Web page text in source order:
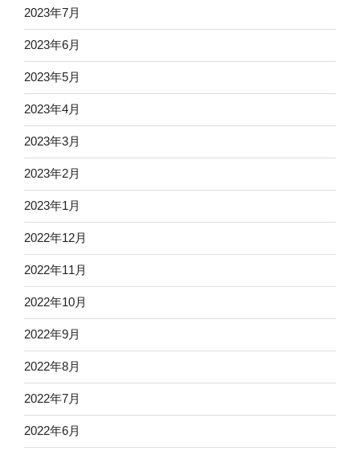
2023年7月
2023年6月
2023年5月
2023年4月
2023年3月
2023年2月
2023年1月
2022年12月
2022年11月
2022年10月
2022年9月
2022年8月
2022年7月
2022年6月